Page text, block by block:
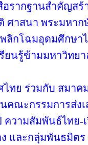
อรากฐานสำคัญส
ศาสนา พระมหาก
ลิกโฉมอุดมศึกษา
เรียนรู้ข้ามมหาวิ
ไทย ร่วมกับ สมาค
ณะกรรมการส่ง
ความสัมพันธ์ไทย-
และกลุ่มพันธมิตร